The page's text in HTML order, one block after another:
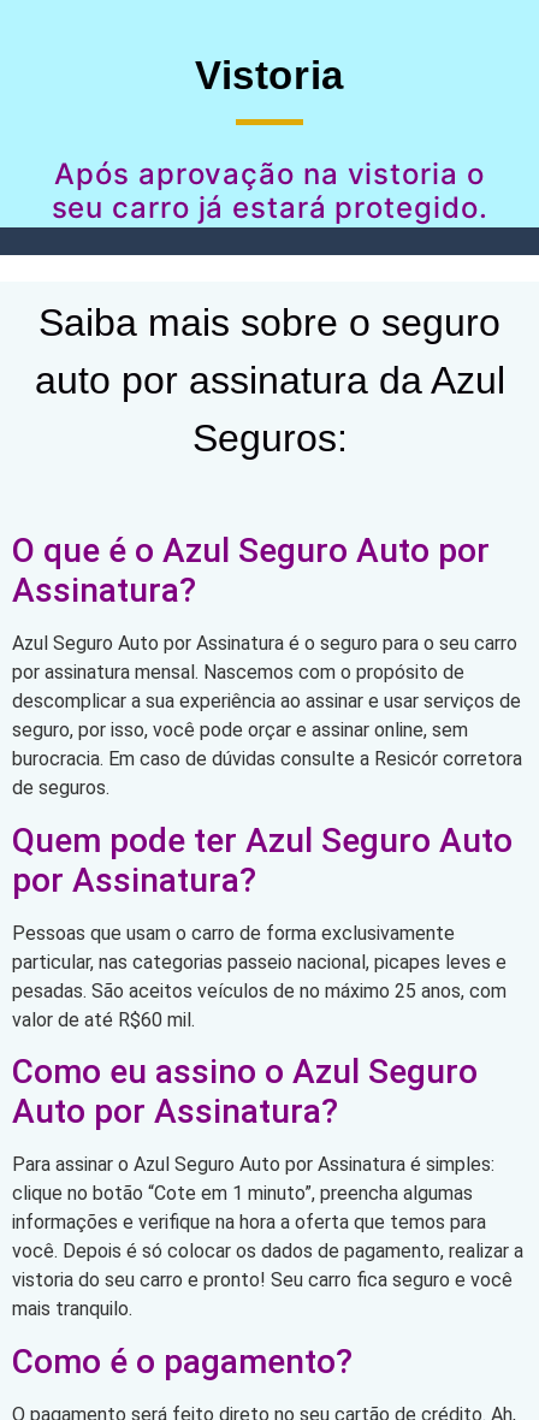
Vistoria
Após aprovação na vistoria o
seu carro já estará protegido.
Saiba mais sobre o seguro
auto por assinatura da Azul
Seguros:
O que é o Azul Seguro Auto por
Assinatura?
Azul Seguro Auto por Assinatura é o seguro para o seu carro
por assinatura mensal. Nascemos com o propósito de
descomplicar a sua experiência ao assinar e usar serviços de
seguro, por isso, você pode orçar e assinar online, sem
burocracia. Em caso de dúvidas consulte a Resicór corretora
de seguros.
Quem pode ter Azul Seguro Auto
por Assinatura?
Pessoas que usam o carro de forma exclusivamente
particular, nas categorias passeio nacional, picapes leves e
pesadas. São aceitos veículos de no máximo 25 anos, com
valor de até R$60 mil.
Como eu assino o Azul Seguro
Auto por Assinatura?
Para assinar o Azul Seguro Auto por Assinatura é simples:
clique no botão “Cote em 1 minuto”, preencha algumas
informações e verifique na hora a oferta que temos para
você. Depois é só colocar os dados de pagamento, realizar a
vistoria do seu carro e pronto! Seu carro fica seguro e você
mais tranquilo.
Como é o pagamento?
O pagamento será feito direto no seu cartão de crédito. Ah,